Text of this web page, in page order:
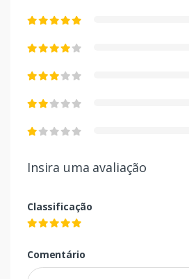
Insira uma avaliação
Classificação
Comentário